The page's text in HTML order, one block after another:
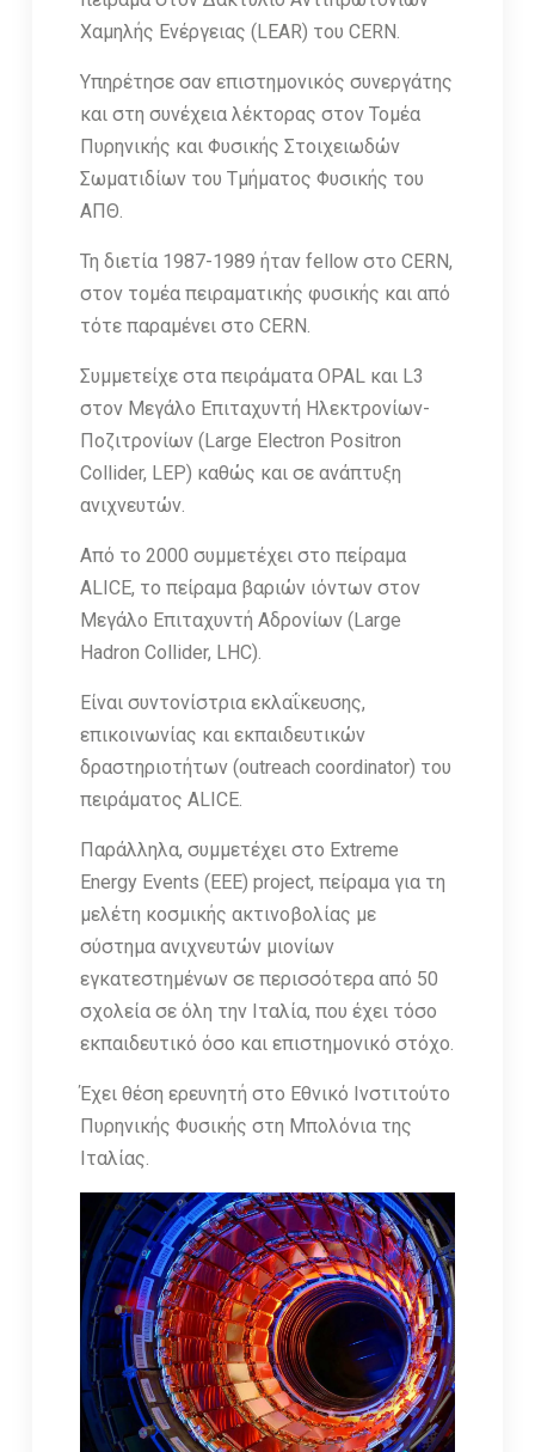
Χαμηλής Ενέργειας (LEAR) του CERN.
Υπηρέτησε σαν επιστημονικός συνεργάτης
και στη συνέχεια λέκτορας στον Τομέα
Πυρηνικής και Φυσικής Στοιχειωδών
Σωματιδίων του Τμήματος Φυσικής του
ΑΠΘ.
Τη διετία 1987-1989 ήταν fellow στο CERN,
στον τομέα πειραματικής φυσικής και από
τότε παραμένει στο CERN.
Συμμετείχε στα πειράματα OPAL και L3
στον Μεγάλο Επιταχυντή Ηλεκτρονίων-
Ποζιτρονίων (Large Electron Positron
Collider, LEP) καθώς και σε ανάπτυξη
ανιχνευτών.
Από το 2000 συμμετέχει στο πείραμα
ALICE, το πείραμα βαριών ιόντων στον
Μεγάλο Επιταχυντή Αδρονίων (Large
Hadron Collider, LHC).
Είναι συντονίστρια εκλαΐκευσης,
επικοινωνίας και εκπαιδευτικών
δραστηριοτήτων (outreach coordinator) του
πειράματος ALICE.
Παράλληλα, συμμετέχει στο Extreme
Energy Events (EEE) project, πείραμα για τη
μελέτη κοσμικής ακτινοβολίας με
σύστημα ανιχνευτών μιονίων
εγκατεστημένων σε περισσότερα από 50
σχολεία σε όλη την Ιταλία, που έχει τόσο
εκπαιδευτικό όσο και επιστημονικό στόχο.
Έχει θέση ερευνητή στο Εθνικό Ινστιτούτο
Πυρηνικής Φυσικής στη Μπολόνια της
Ιταλίας.